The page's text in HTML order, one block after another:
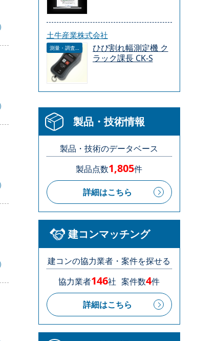
土牛産業株式会社
測量・調査・サービス
ひび割れ幅測定機 ク
ラック課長 CK-S
製品・技術情報
製品・技術のデータベース
製品点数1,805件
詳細はこちら
建コンマッチング
建コンの協力業者・案件を探せる
協力業者146社 案件数4件
詳細はこちら